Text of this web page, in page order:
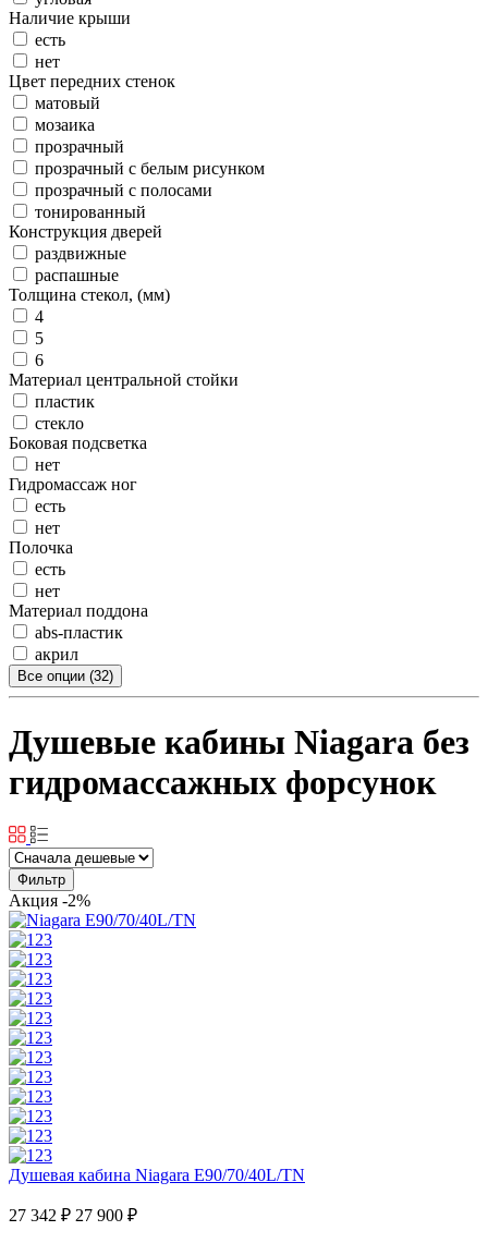
Наличие крыши
есть
нет
Цвет передних стенок
матовый
мозаика
прозрачный
прозрачный с белым рисунком
прозрачный с полосами
тонированный
Конструкция дверей
раздвижные
распашные
Толщина стекол, (мм)
4
5
6
Материал центральной стойки
пластик
стекло
Боковая подсветка
нет
Гидромассаж ног
есть
нет
Полочка
есть
нет
Материал поддона
abs-пластик
акрил
Все опции (32)
Душевые кабины Niagara без
гидромассажных форсунок
Фильтр
Акция -2%
Душевая кабина Niagara E90/70/40L/TN
27 342 ₽ 27 900 ₽